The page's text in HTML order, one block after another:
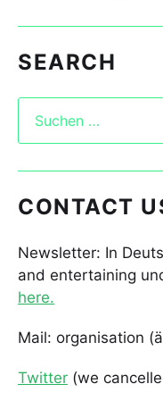
SEARCH
CONTACT
Newsletter: In
and entertaining
here.
Mail: organisation
Twitter (we